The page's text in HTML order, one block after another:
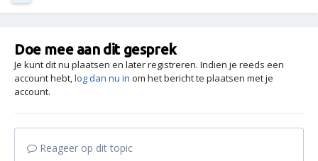
Doe mee aan dit gesprek
Je kunt dit nu plaatsen en later registreren. Indien je reeds een
account hebt,log dan nu in om het bericht te plaatsen met je
account.
Reageer op dit topic